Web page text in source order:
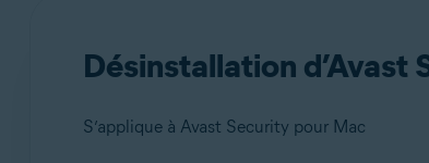
Désinstallation d’Avast
S’applique à Avast Security pour Mac